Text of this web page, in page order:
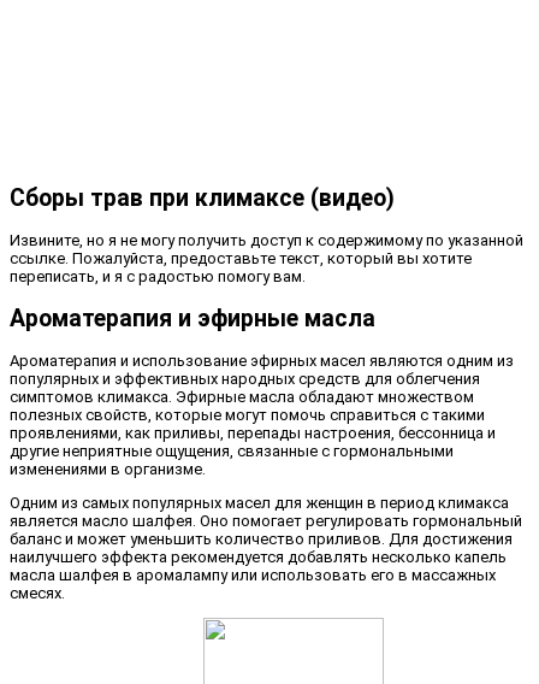
Сборы трав при климаксе (видео)
Извините, но я не могу получить доступ к содержимому по указанной
ссылке. Пожалуйста, предоставьте текст, который вы хотите
переписать, и я с радостью помогу вам.
Ароматерапия и эфирные масла
Ароматерапия и использование эфирных масел являются одним из
популярных и эффективных народных средств для облегчения
симптомов климакса. Эфирные масла обладают множеством
полезных свойств, которые могут помочь справиться с такими
проявлениями, как приливы, перепады настроения, бессонница и
другие неприятные ощущения, связанные с гормональными
изменениями в организме.
Одним из самых популярных масел для женщин в период климакса
является масло шалфея. Оно помогает регулировать гормональный
баланс и может уменьшить количество приливов. Для достижения
наилучшего эффекта рекомендуется добавлять несколько капель
масла шалфея в аромалампу или использовать его в массажных
смесях.